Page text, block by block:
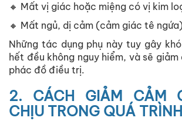
🔸 Mất vị giác hoặc miệng có vị kim
🔸 Mất ngủ, dị cảm (cảm giác tê
Những tác dụng phụ này tuy gây
hết đều không nguy hiểm, và sẽ
phác đồ điều trị.
2. CÁCH GIẢM CẢM
CHỊU TRONG QUÁ